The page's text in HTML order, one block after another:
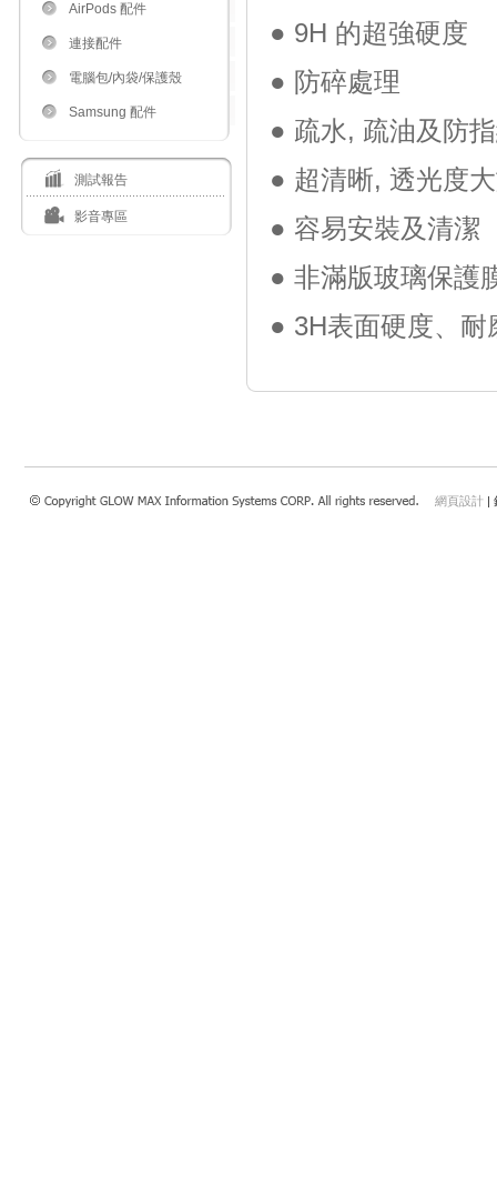
AirPods 配件
連接配件
電腦包/內袋/保護殼
Samsung 配件
測試報告
影音專區
● 9H 的超強硬度
● 防碎處理
● 疏水, 疏油及防
● 超清晰, 透光度
● 容易安裝及清潔
● 非滿版玻璃保護
● 3H表面硬度、耐
網頁設計 |